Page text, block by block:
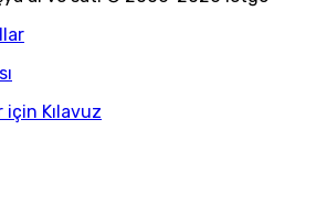
için Kılavuz